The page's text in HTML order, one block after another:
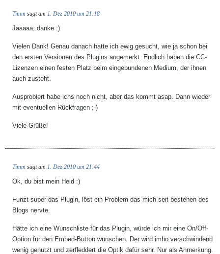
Timm sagt am 1. Dez 2010 um 21:18
Jaaaaa, danke :)
Vielen Dank! Genau danach hatte ich ewig gesucht, wie ja schon bei
den ersten Versionen des Plugins angemerkt. Endlich haben die CC-
Lizenzen einen festen Platz beim eingebundenen Medium, der ihnen
auch zusteht.
Ausprobiert habe ichs noch nicht, aber das kommt asap. Dann wieder
mit eventuellen Rückfragen ;-)
Viele Grüße!
Timm sagt am 1. Dez 2010 um 21:44
Ok, du bist mein Held :)
Funzt super das Plugin, löst ein Problem das mich seit bestehen des
Blogs nervte.
Hätte ich eine Wunschliste für das Plugin, würde ich mir eine On/Off-
Option für den Embed-Button wünschen. Der wird imho verschwindend
wenig genutzt und zerfleddert die Optik dafür sehr. Nur als Anmerkung.